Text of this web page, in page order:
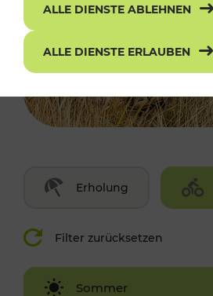
Erholung
Filter zurücksetzen
Sommer
Winter
ALLE DIENSTE ABLEHNEN
ALLE DIENSTE ERLAUBEN